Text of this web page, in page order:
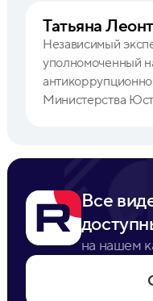
Татьяна
Независимый
уполномоченный
Министерства
Все
на нашем